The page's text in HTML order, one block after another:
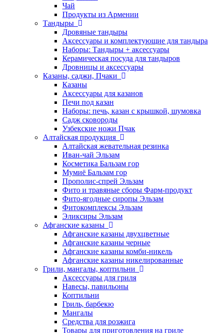
Чай
Продукты из Армении
Тандыры
Дровяные тандыры
Аксессуары и комплектующие для тандыра
Наборы: Тандыры + аксессуары
Керамическая посуда для тандыров
Дровницы и аксессуары
Казаны, саджи, Пчаки
Казаны
Аксессуары для казанов
Печи под казан
Наборы: печь, казан с крышкой, шумовка
Садж сковороды
Узбекские ножи Пчак
Алтайская продукция
Алтайская жевательная резинка
Иван-чай Эльзам
Косметика Бальзам гор
Мумиё Бальзам гор
Прополис-спрей Эльзам
Фито и травяные сборы Фарм-продукт
Фито-ягодные сиропы Эльзам
Фитокомплексы Эльзам
Эликсиры Эльзам
Афганские казаны
Афганские казаны двухцветные
Афганские казаны черные
Афганские казаны комби-никель
Афганские казаны никелированные
Грили, мангалы, коптильни
Аксессуары для гриля
Навесы, павильоны
Коптильни
Гриль, барбекю
Мангалы
Средства для розжига
Товары для приготовления на гриле